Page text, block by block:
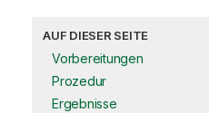
AUF DIESER SEITE
Vorbereitungen
Prozedur
Ergebnisse